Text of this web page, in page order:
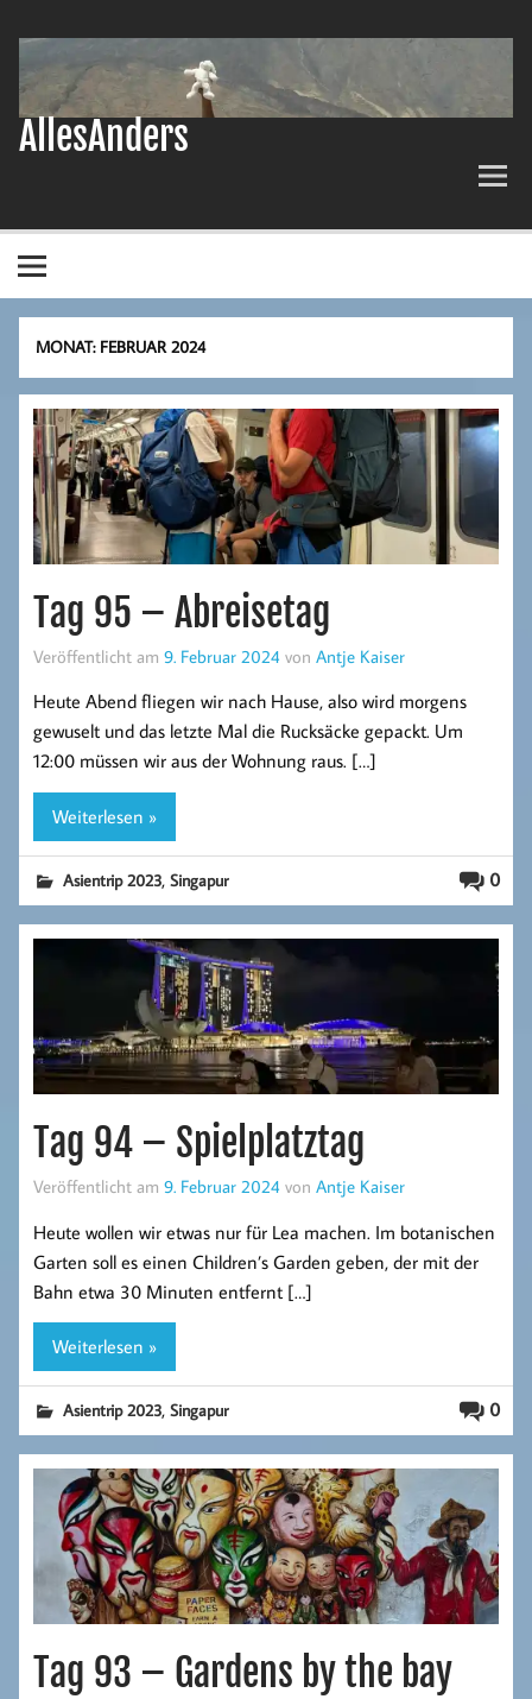
springen
AllesAnders
MONAT: FEBRUAR 2024
Tag 95 – Abreisetag
Veröffentlicht am 9. Februar 2024 von Antje Kaiser
Heute Abend fliegen wir nach Hause, also wird morgens
gewuselt und das letzte Mal die Rucksäcke gepackt. Um
12:00 müssen wir aus der Wohnung raus. […]
Weiterlesen »
0
Asientrip 2023,Singapur
Tag 94 – Spielplatztag
Veröffentlicht am 9. Februar 2024 von Antje Kaiser
Heute wollen wir etwas nur für Lea machen. Im botanischen
Garten soll es einen Children’s Garden geben, der mit der
Bahn etwa 30 Minuten entfernt […]
Weiterlesen »
0
Asientrip 2023,Singapur
Tag 93 – Gardens by the bay